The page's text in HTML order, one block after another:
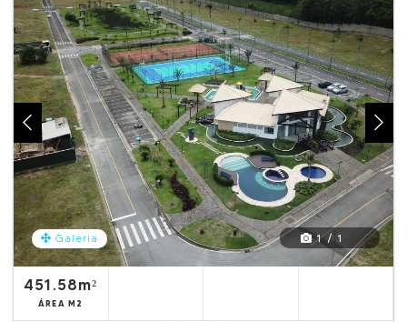
Galeria 1 / 1
451.58m²
ÁREA M2